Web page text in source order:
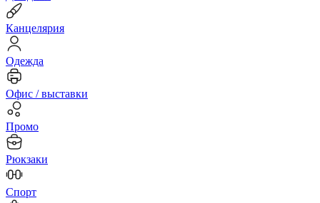
Канцелярия
Одежда
Офис / выставки
Промо
Рюкзаки
Спорт